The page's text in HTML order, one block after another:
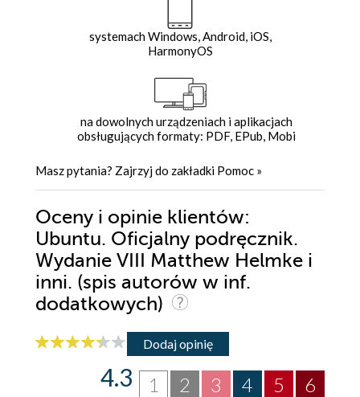
systemach Windows, Android, iOS,
HarmonyOS
na dowolnych urządzeniach i aplikacjach
obsługujących formaty: PDF, EPub, Mobi
Masz pytania? Zajrzyj do zakładki Pomoc »
Oceny i opinie klientów:
Ubuntu. Oficjalny podręcznik.
Wydanie VIII Matthew Helmke i
inni. (spis autorów w inf.
dodatkowych)
Dodaj opinię
6
5
4
3
2
1
4.3